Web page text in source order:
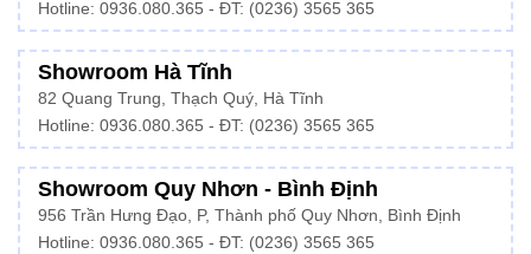
Hotline: 0936.080.365 - ĐT: (0236) 3565 365
Showroom Hà Tĩnh
82 Quang Trung, Thạch Quý, Hà Tĩnh
Hotline: 0936.080.365 - ĐT: (0236) 3565 365
Showroom Quy Nhơn - Bình Định
956 Trần Hưng Đạo, P, Thành phố Quy Nhơn, Bình Định
Hotline: 0936.080.365 - ĐT: (0236) 3565 365